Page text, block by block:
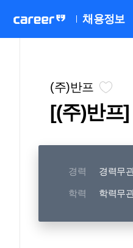
채용정보
(주)반프
[(주)반프
경력 경력무
학력 학력무